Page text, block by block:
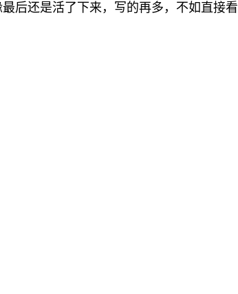
后还是活了下来，写的再多，不如直接看